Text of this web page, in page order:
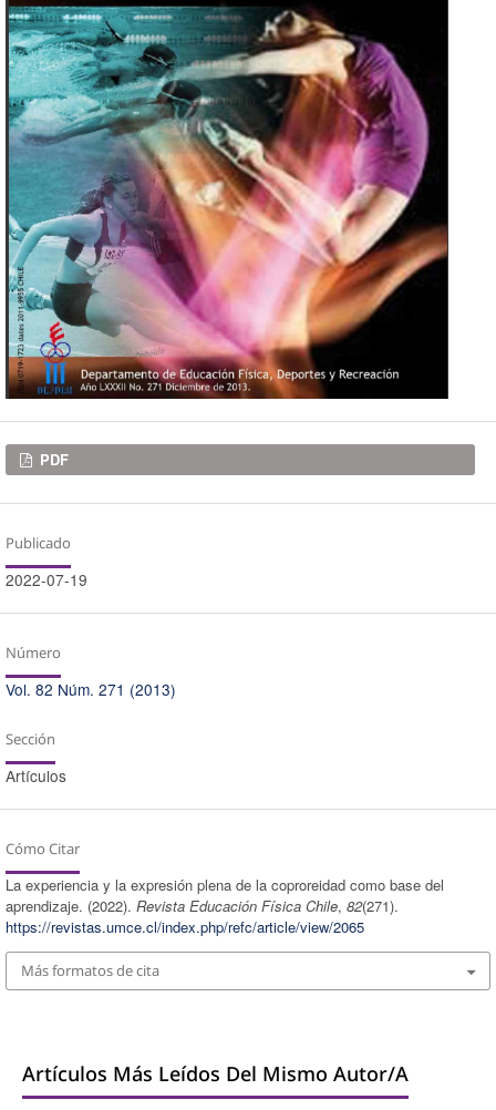
Descargas
PDF
Publicado
2022-07-19
Número
Vol. 82 Núm. 271 (2013)
Sección
Artículos
Cómo Citar
La experiencia y la expresión plena de la coproreidad como base del
aprendizaje. (2022). Revista Educación Física Chile, 82(271).
https://revistas.umce.cl/index.php/refc/article/view/2065
Más formatos de cita
Artículos Más Leídos Del Mismo Autor/a